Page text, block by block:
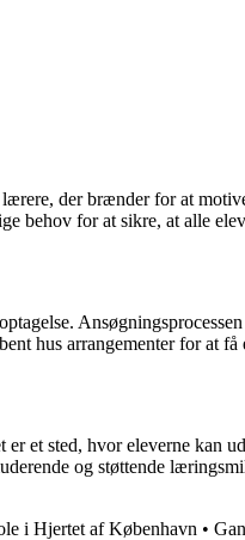
der brænder for at
behov for at sikre, at alle
hus arrangementer for at
er et sted, hvor eleverne
og støttende
i Hjertet af København •